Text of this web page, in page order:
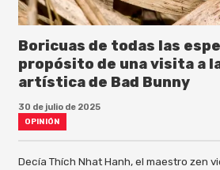
Boricuas de todas las
propósito de una visita a
artística de Bad Bunny
30 de julio de 2025
OPINIÓN
Decía Thích Nhat Hanh, el maestro zen